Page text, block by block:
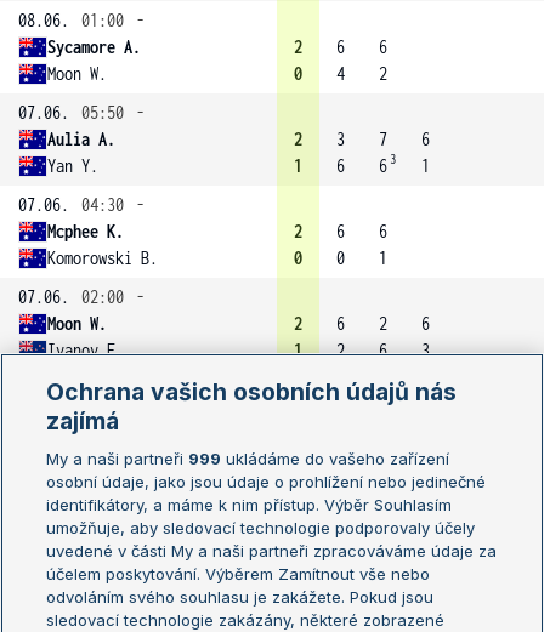
08.06.
01:00
-
Sycamore A.
Moon W.
2
0
6
4
6
2
07.06.
05:50
-
Aulia A.
Yan Y.
2
1
3
6
7
6 3
6
1
07.06.
04:30
-
Mcphee K.
Komorowski B.
2
0
6
0
6
1
07.06.
02:00
-
Moon W.
Ivanov E.
2
1
6
2
2
6
6
3
07.06. 02:00 -
Sycamore A.
06.06. 06:15 -
Aulia A.
Badalyan D.
2
0
6
2
6
3
06.06. 04:55 -
Mcphee K.
Tai K.
2
0
6
1
6
3
Ochrana vašich osobních údajů nás
zajímá
My a naši partneři 999 ukládáme do vašeho zařízení
osobní údaje, jako jsou údaje o prohlížení nebo jedinečné
identifikátory, a máme k nim přístup. Výběr Souhlasím
umožňuje, aby sledovací technologie podporovaly účely
uvedené v části My a naši partneři zpracováváme údaje za
účelem poskytování. Výběrem Zamítnout vše nebo
odvoláním svého souhlasu je zakážete. Pokud jsou
sledovací technologie zakázány, některé zobrazené